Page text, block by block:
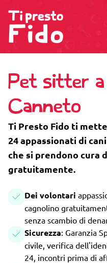
Pet sitter
Canneto
Ti Presto Fido ti
24 appassionati di
che si prendono cura
gratuitamente.
Dei volontari
cagnolino
senza scambio di
Sicurezza: Garanzia
civile, verifica
24, incontri prima di